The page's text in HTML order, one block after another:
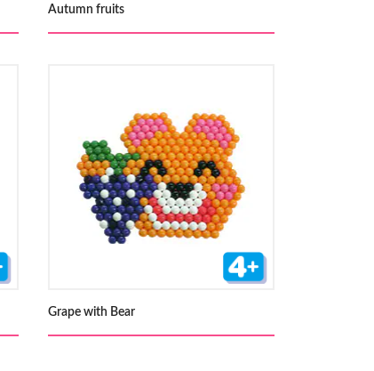
Autumn fruits
Grape with Bear